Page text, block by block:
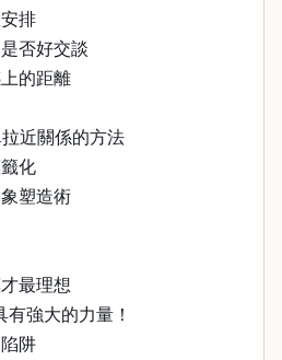
排
否好交談
的距離
近關係的方法
化
塑造術
最理想
強大的力量！
阱